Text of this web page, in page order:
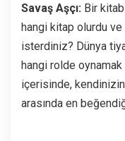
Savaş Aşçı: Bir
hangi kitap olurdu ve
isterdiniz? Dünya
hangi rolde oynamak
içerisinde, kendinizin
arasında en